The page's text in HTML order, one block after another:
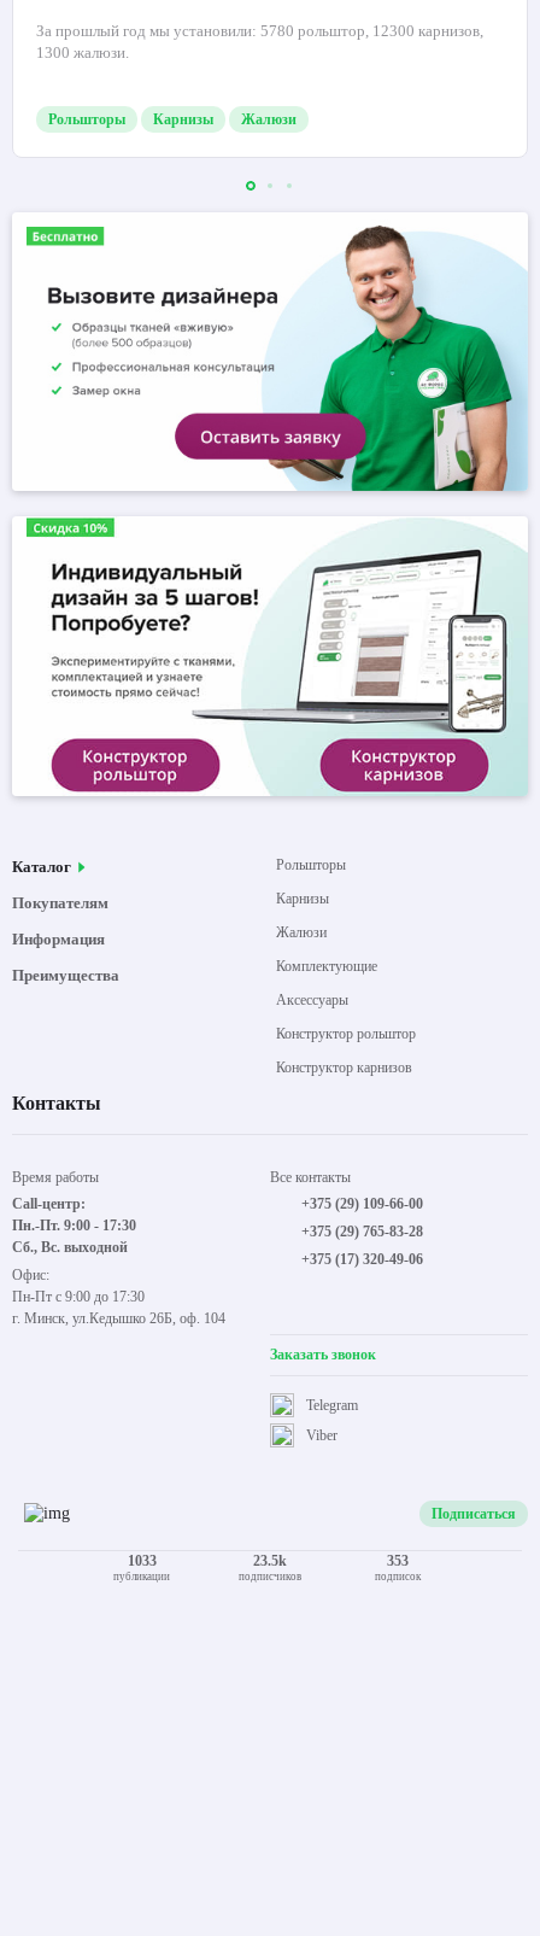
За прошлый год мы установили: 5780 рольштор, 12300 карнизов,
1300 жалюзи.
Рольшторы Карнизы Жалюзи
Каталог
Покупателям
Информация
Преимущества
Рольшторы
Карнизы
Жалюзи
Комплектующие
Аксессуары
Конструктор рольштор
Конструктор карнизов
Контакты
Время работы
Call-центр:
Пн.-Пт. 9:00 - 17:30
Сб., Вс. выходной
Офис:
Пн-Пт с 9:00 до 17:30
г. Минск, ул.Кедышко 26Б, оф. 104
Все контакты
+375 (29) 109-66-00
+375 (29) 765-83-28
+375 (17) 320-49-06
Заказать звонок
Viber
Telegram
Подписаться
1033
публикации
23.5k
подписчиков
353
подписок